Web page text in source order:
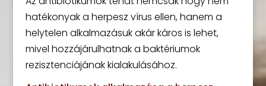
hatékonyak a herpesz vírus ellen, hanem a
helytelen alkalmazásuk akár káros is lehet,
mivel hozzájárulhatnak a baktériumok
rezisztenciájának kialakulásához.